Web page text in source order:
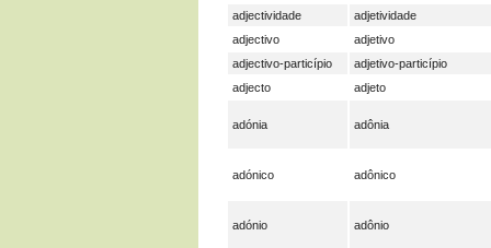
adjectividade
adjetividade
adjectivo
adjetivo
adjectivo-particípio
adjetivo-particípio
adjecto
adjeto
adónia adônia
adónico adônico
adónio adônio